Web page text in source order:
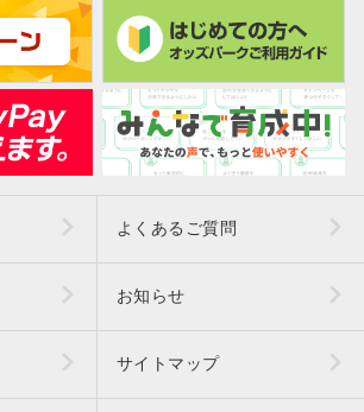
よくあるご質問
お知らせ
サイトマップ